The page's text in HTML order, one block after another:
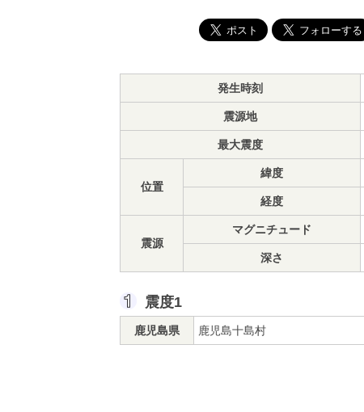
発生時刻
震源地
最大震度
位置
緯度
経度
震源
マグニチュード
深さ
震度1
鹿児島県 鹿児島十島村